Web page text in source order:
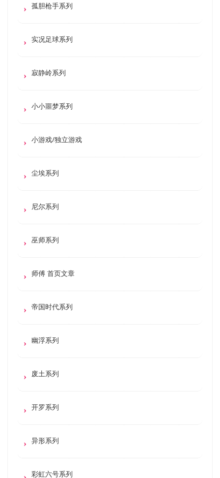
孤胆枪手系列
实况足球系列
寂静岭系列
小小噩梦系列
小游戏/独立游戏
尘埃系列
尼尔系列
巫师系列
师傅 首页文章
帝国时代系列
幽浮系列
废土系列
开罗系列
异形系列
彩虹六号系列